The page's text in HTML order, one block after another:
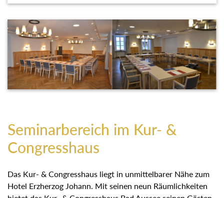
Seminarbereich im Kur- &
Congresshaus
Das Kur- & Congresshaus liegt in unmittelbarer Nähe zum
Hotel Erzherzog Johann. Mit seinen neun Räumlichkeiten